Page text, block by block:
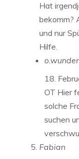
Hat
bekomm?
und nur
Hilfe.
o.wunder
18.
OT Hier
solche
suchen
Fabian